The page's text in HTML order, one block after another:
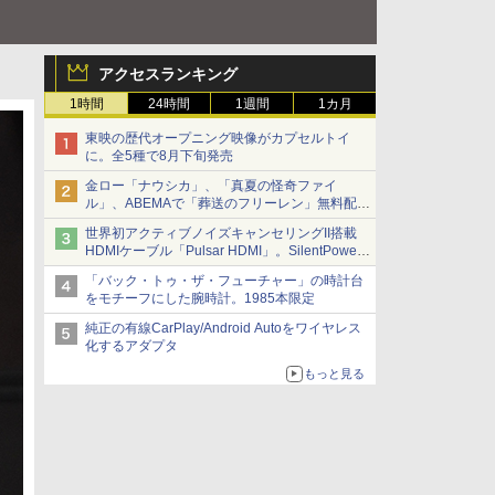
アクセスランキング
1時間 24時間 1週間 1カ月
東映の歴代オープニング映像がカプセルトイ
に。全5種で8月下旬発売
金ロー「ナウシカ」、「真夏の怪奇ファイ
ル」、ABEMAで「葬送のフリーレン」無料配信
など。夏の特番・配信情報
世界初アクティブノイズキャンセリングII搭載
HDMIケーブル「Pulsar HDMI」。SilentPower
から
「バック・トゥ・ザ・フューチャー」の時計台
をモチーフにした腕時計。1985本限定
純正の有線CarPlay/Android Autoをワイヤレス
化するアダプタ
もっと見る